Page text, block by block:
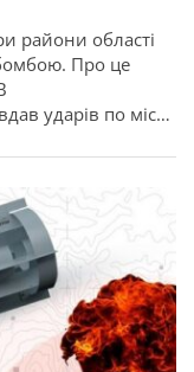
райони області
Про це
ударів по місту
обласна
районі
загинула жінка.